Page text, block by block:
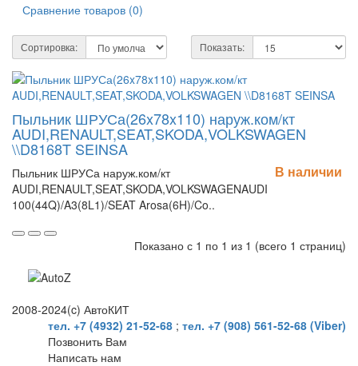
Сравнение товаров (0)
Сортировка: Показать:
Пыльник ШРУСа(26x78x110) наруж.ком/кт
AUDI,RENAULT,SEAT,SKODA,VOLKSWAGEN
\\D8168T SEINSA
Пыльник ШРУСа наруж.ком/кт
AUDI,RENAULT,SEAT,SKODA,VOLKSWAGENAUDI
100(44Q)/A3(8L1)/SEAT Arosa(6H)/Co..
В наличии
Показано с 1 по 1 из 1 (всего 1 страниц)
2008-2024(c) АвтоКИТ
тел. +7 (4932) 21-52-68 ; тел. +7 (908) 561-52-68 (Viber)
Позвонить Вам
Написать нам